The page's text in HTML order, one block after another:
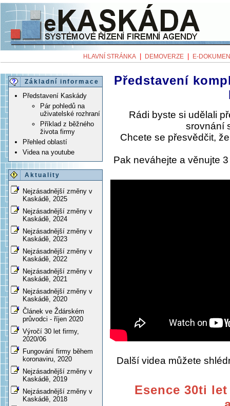
HLAVNÍ STRÁNKA DEMOVERZE E-
Základní informace
Představení Kaskády
Pár pohledů na
uživatelské rozhraní
Příklad z běžného
života firmy
Přehled oblastí
Videa na youtube
Aktuality
Nejzásadnější změny v
Kaskádě, 2025
Nejzásadnější změny v
Kaskádě, 2024
Nejzásadnější změny v
Kaskádě, 2023
Nejzásadnější změny v
Kaskádě, 2022
Nejzásadnější změny v
Kaskádě, 2021
Nejzásadnější změny v
Kaskádě, 2020
Článek ve Ždárském
průvodci - říjen 2020
Výročí 30 let firmy,
2020/06
Fungování firmy během
koronaviru, 2020
Nejzásadnější změny v
Kaskádě, 2019
Nejzásadnější změny v
Kaskádě, 2018
Představení
Rádi byste si udělali
srovnání
Chcete se přesvědčit,
Pak neváhejte a věnujte
Další videa můžete
Esence 30ti